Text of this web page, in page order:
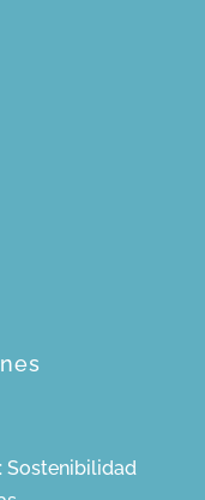
Sostenibilidad